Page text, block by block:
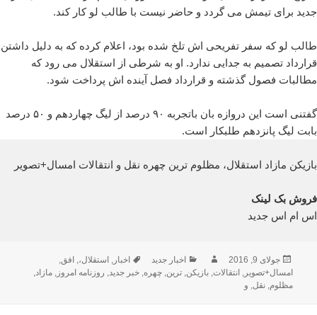
جدید برای تیمش می گردد و حاضر نیست با طالب لو کار کند.
طالب لو که سفر تفریحی اش تلخ شده بود، اعلام کرده که به دلیل داشتن
قرارداد تصمیم به جدایی ندارد. او به شرطی از استقلال می رود که
مطالبات فصول گذشته و قرارداد فصل آینده اش پرداخت شود.
گفتنی است این دروازه بان باتجربه ۹۰ درصد از لیگ چهاردهم و ۵۰ درصد
بابت لیگ پانزدهم طلبکار است.
بازیکن مازاد استقلال، مظلوم ترین چهره نقل و انتقالات امسال+تصویر
فروش بک لینک
اس ام اس جدید
ارسال
شده
در
جولای 9, 2016 نویسندهدسته‌ها
اخبار جدید برچسب‌ها
اخبار, استقلال،, افق,
امسال+تصویر, انتقالات,بازیکن,ترین,چهره,خبر جدید, روزنامه امروز,مازاد,
مظلوم,نقل, و